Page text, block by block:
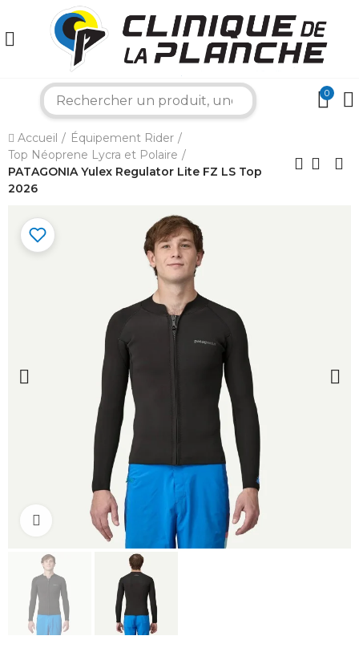
0
Accueil
Équipement Rider
Top Néoprene Lycra et Polaire
PATAGONIA Yulex Regulator Lite FZ LS Top
2026
Cliquez pour agrandir
×
Bonjour ! Je suis votre expert nautique.
Comment puis-je vous aider aujourd'hui ?